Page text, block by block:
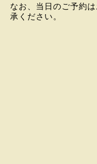
なお、当日のご予約
承ください。